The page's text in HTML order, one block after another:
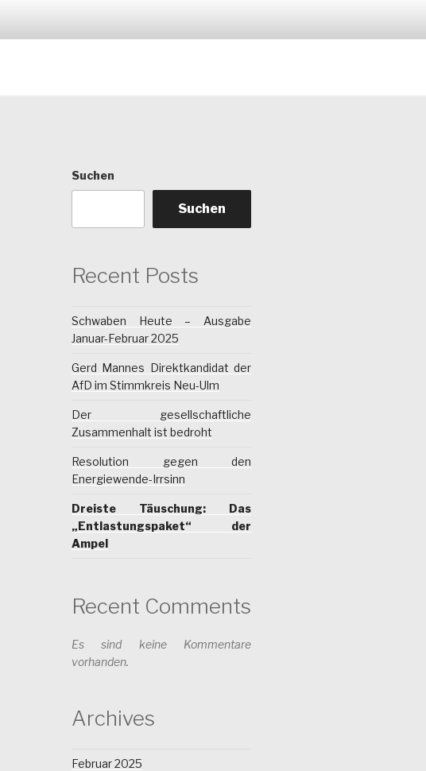
Suchen
Suchen
Recent Posts
Schwaben Heute – Ausgabe
Januar-Februar 2025
Gerd Mannes Direktkandidat der
AfD im Stimmkreis Neu-Ulm
Der gesellschaftliche
Zusammenhalt ist bedroht
Resolution gegen den
Energiewende-Irrsinn
Dreiste Täuschung: Das
„Entlastungspaket“ der
Ampel
Recent Comments
Es sind keine Kommentare
vorhanden.
Archives
Februar 2025